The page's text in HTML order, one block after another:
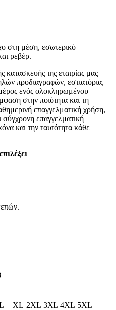
στη μέση, εσωτερικό
ρεβέρ.
κατασκευής της εταιρίας μας
προδιαγραφών, εστιατόρια,
ενός ολοκληρωμένου
στην ποιότητα και τη
επαγγελματική χρήση,
επαγγελματική
και την ταυτότητα κάθε
XL 2XL 3XL 4XL 5XL